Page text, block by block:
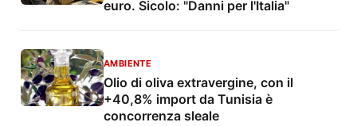
euro. Sicolo: "Danni per l'Italia"
AMBIENTE
Olio di oliva extravergine, con il
+40,8% import da Tunisia è
concorrenza sleale